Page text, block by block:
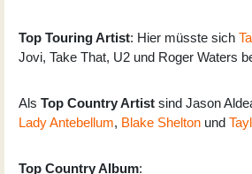
Top Touring Artist: Hier müsste sich
Jovi, Take That, U2 und Roger Waters
Als Top Country Artist sind Jason
Lady Antebellum, Blake Shelton und
Top Country Album: